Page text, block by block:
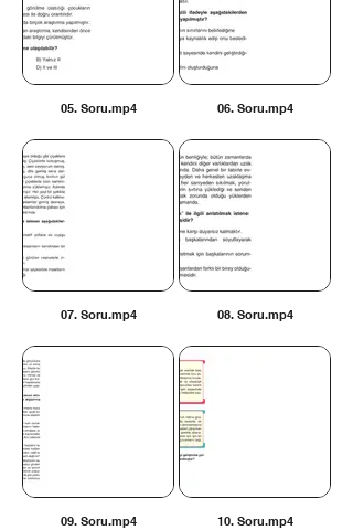
05. Soru.mp4 06. Soru.mp4
07. Soru.mp4 08. Soru.mp4
09. Soru.mp4 10. Soru.mp4